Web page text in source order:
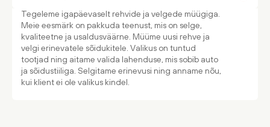
Tegeleme igapäevaselt rehvide ja velgede müügiga.
Meie eesmärk on pakkuda teenust, mis on selge,
kvaliteetne ja usaldusväärne. Müüme uusi rehve ja
velgi erinevatele sõidukitele. Valikus on tuntud
tootjad ning aitame valida lahenduse, mis sobib auto
ja sõidustiiliga. Selgitame erinevusi ning anname nõu,
kui klient ei ole valikus kindel.